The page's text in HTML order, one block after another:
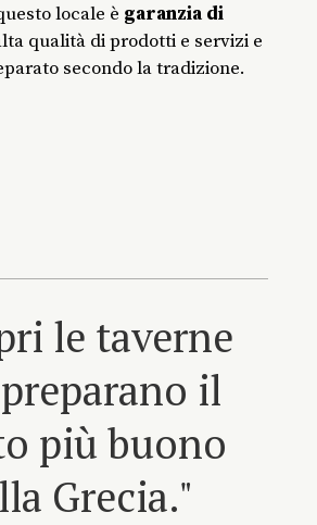
locale è garanzia di
qualità di prodotti e servizi e
secondo la tradizione.
le taverne
il
più buono
Grecia."